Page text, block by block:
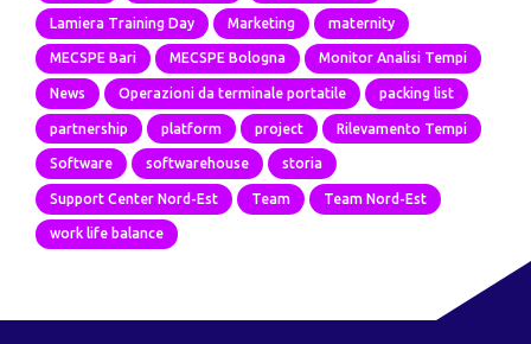
Lamiera Training Day Marketing maternity
MECSPE Bari MECSPE Bologna Monitor Analisi Tempi
News Operazioni da terminale portatile packing list
partnership platform project Rilevamento Tempi
Software softwarehouse storia
Support Center Nord-Est Team Team Nord-Est
work life balance